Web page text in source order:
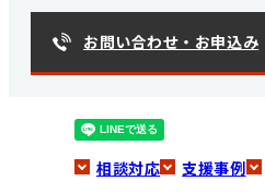
お問い合わせ・お申込み
相談対応
支援事例